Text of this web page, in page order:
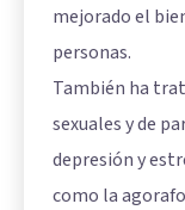
mejorado el
personas.
También ha
sexuales y de
depresión y
como la